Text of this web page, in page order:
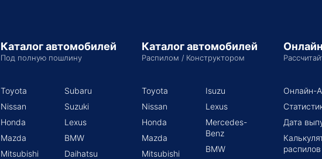
Каталог автомобилей
Под полную пошлину
Toyota
Nissan
Honda
Mazda
Mitsubishi
Subaru
Suzuki
Lexus
BMW
Daihatsu
Каталог автомобилей
Распилом / Конструктором
Toyota
Nissan
Honda
Mazda
Mitsubishi
Isuzu
Lexus
Mercedes-
Benz
BMW
Онлайн-
Дата
распилов